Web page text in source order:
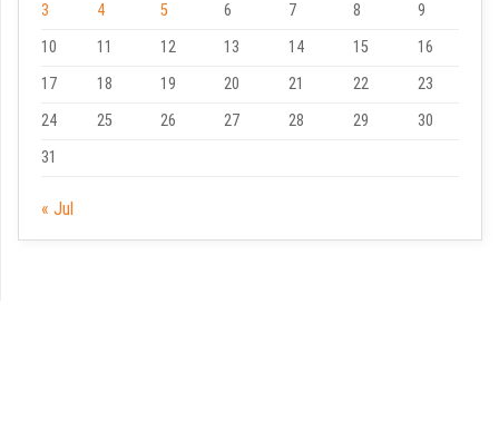
3
4 5 6 7 8
9
10
11 12 13 14 15
16
17
18 19 20 21 22
23
24
25 26 27 28 29
30
31
« Jul